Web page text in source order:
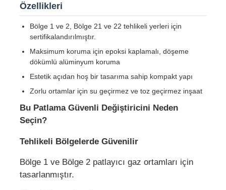
Özellikleri
Bölge 1 ve 2, Bölge 21 ve 22 tehlikeli yerleri için
sertifikalandırılmıştır.
Maksimum koruma için epoksi kaplamalı, döşeme
dökümlü alüminyum koruma
Estetik açıdan hoş bir tasarıma sahip kompakt yapı
Zorlu ortamlar için su geçirmez ve toz geçirmez inşaat
Bu Patlama Güvenli Değiştiricini Neden
Seçin?
Tehlikeli Bölgelerde Güvenilir
Bölge 1 ve Bölge 2 patlayıcı gaz ortamları için
tasarlanmıştır.